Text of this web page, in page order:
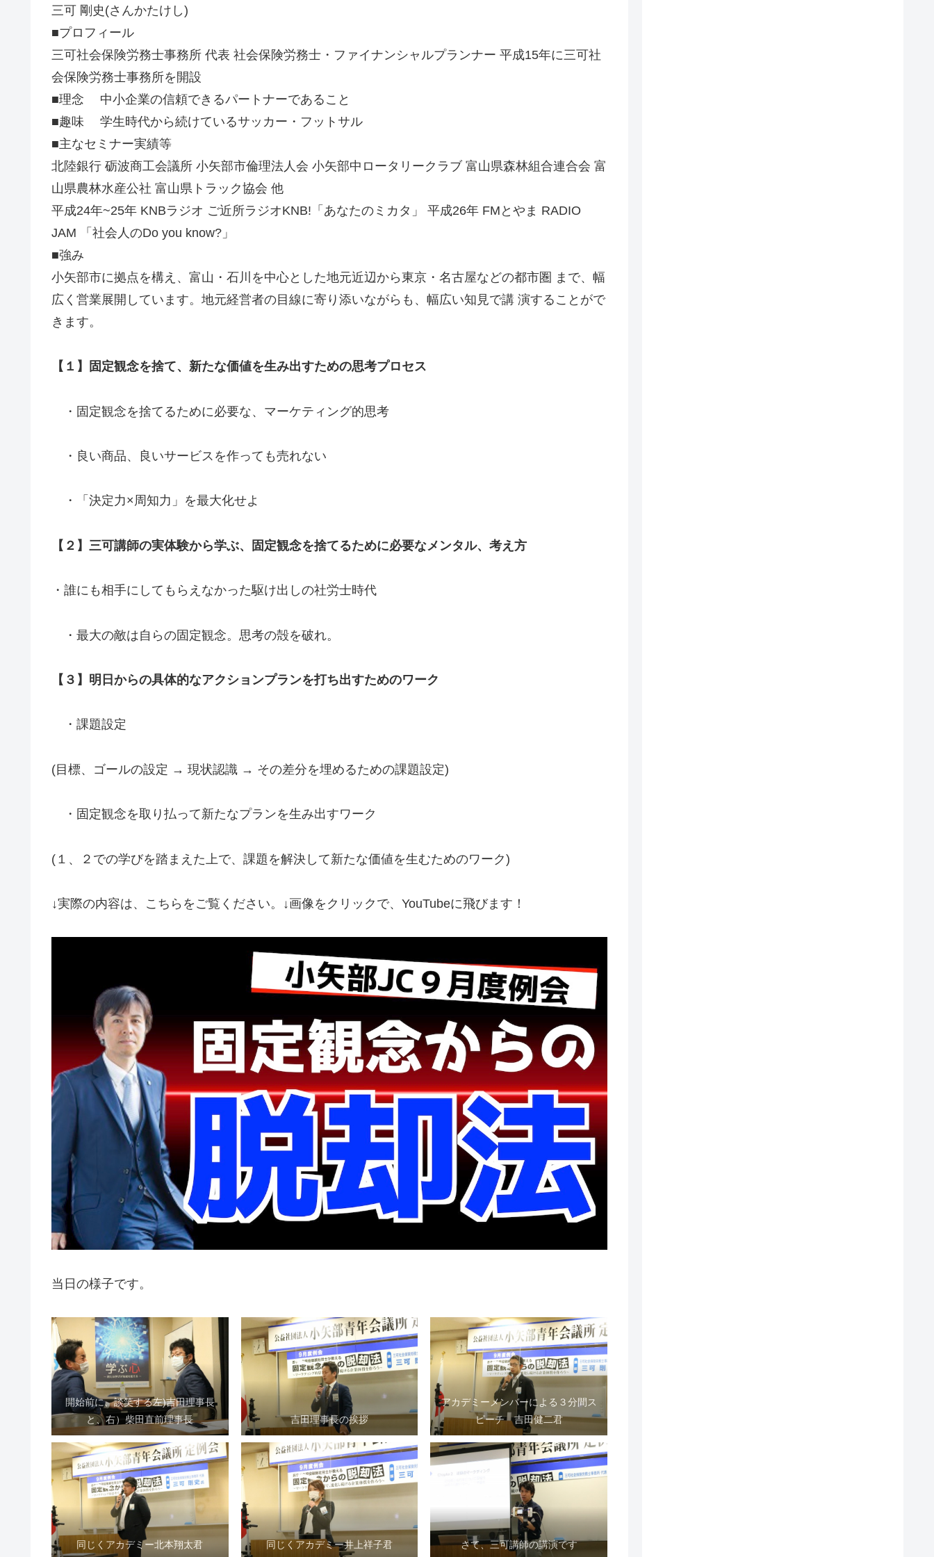
三可 剛史(さんかたけし)
■プロフィール
三可社会保険労務士事務所 代表 社会保険労務士・ファイナンシャルプランナー 平成15年に三可社
会保険労務士事務所を開設
■理念 中小企業の信頼できるパートナーであること
■趣味 学生時代から続けているサッカー・フットサル
■主なセミナー実績等
北陸銀行 砺波商工会議所 小矢部市倫理法人会 小矢部中ロータリークラブ 富山県森林組合連合会 富
山県農林水産公社 富山県トラック協会 他
平成24年~25年 KNBラジオ ご近所ラジオKNB!「あなたのミカタ」 平成26年 FMとやま RADIO
JAM 「社会人のDo you know?」
■強み
小矢部市に拠点を構え、富山・石川を中心とした地元近辺から東京・名古屋などの都市圏 まで、幅
広く営業展開しています。地元経営者の目線に寄り添いながらも、幅広い知見で講 演することがで
きます。
【１】固定観念を捨て、新たな価値を生み出すための思考プロセス
・固定観念を捨てるために必要な、マーケティング的思考
・良い商品、良いサービスを作っても売れない
・「決定力×周知力」を最大化せよ
【２】三可講師の実体験から学ぶ、固定観念を捨てるために必要なメンタル、考え方
・誰にも相手にしてもらえなかった駆け出しの社労士時代
・最大の敵は自らの固定観念。思考の殻を破れ。
【３】明日からの具体的なアクションプランを打ち出すためのワーク
・課題設定
(目標、ゴールの設定 → 現状認識 → その差分を埋めるための課題設定)
・固定観念を取り払って新たなプランを生み出すワーク
(１、２での学びを踏まえた上で、課題を解決して新たな価値を生むためのワーク)
↓実際の内容は、こちらをご覧ください。↓画像をクリックで、YouTubeに飛びます！
当日の様子です。
開始前に、談笑する左)吉田理事長
と、右）柴田直前理事長
吉田理事長の挨拶
アカデミーメンバーによる３分間ス
ピーチ 吉田健二君
同じくアカデミー北本翔太君 同じくアカデミー井上祥子君 さて、三可講師の講演です